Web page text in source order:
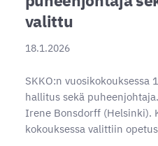
valittu
18.1.2026
SKKO:n
hallitus sekä
Irene Bonsdorff (Helsinki).
kokouksessa valittiin